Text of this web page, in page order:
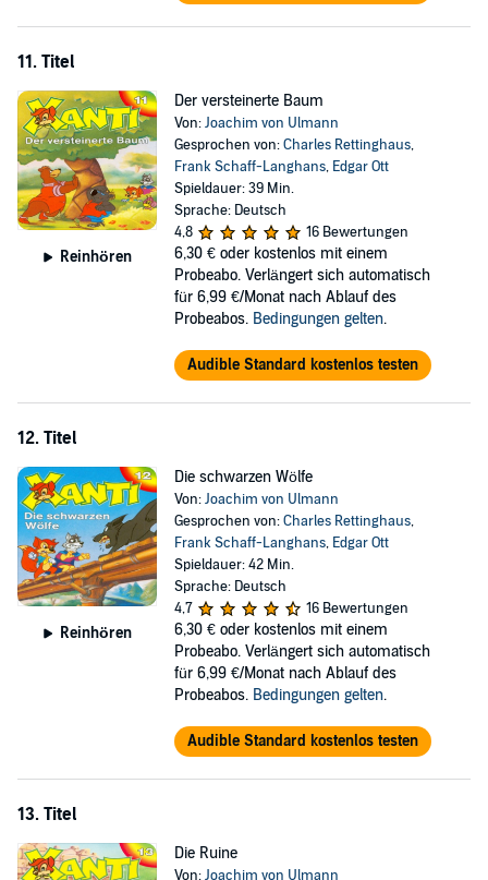
11. Titel
Reinhören
Der versteinerte Baum
Von:Joachim von Ulmann
Gesprochen von:Charles Rettinghaus,
Frank Schaff-Langhans, Edgar Ott
Spieldauer: 39 Min.
Sprache: Deutsch
4,8
16 Bewertungen
6,30 € oder kostenlos mit einem
Probeabo. Verlängert sich automatisch
für 6,99 €/Monat nach Ablauf des
Probeabos. Bedingungen gelten.
Audible Standard kostenlos testen
12. Titel
Reinhören
Die schwarzen Wölfe
Von:Joachim von Ulmann
Gesprochen von:Charles Rettinghaus,
Frank Schaff-Langhans, Edgar Ott
Spieldauer: 42 Min.
Sprache: Deutsch
4,7
16 Bewertungen
6,30 € oder kostenlos mit einem
Probeabo. Verlängert sich automatisch
für 6,99 €/Monat nach Ablauf des
Probeabos. Bedingungen gelten.
Audible Standard kostenlos testen
13. Titel
Die Ruine
Von:Joachim von Ulmann